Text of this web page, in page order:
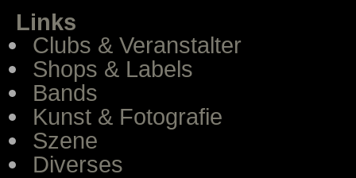
Links
Clubs & Veranstalter
Shops & Labels
Bands
Kunst & Fotografie
Szene
Diverses